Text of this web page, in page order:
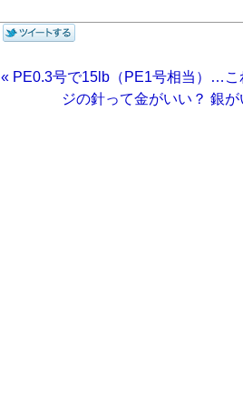
« PE0.3号で15lb（PE1号相当）…こ
ジの針って金がいい？ 銀